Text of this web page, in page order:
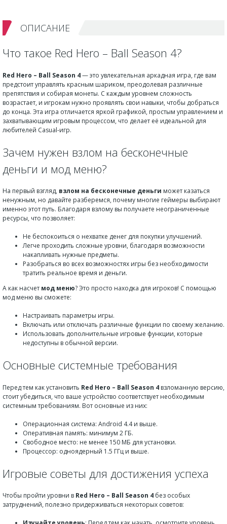
ОПИСАНИЕ
Что такое Red Hero – Ball Season 4?
Red Hero – Ball Season 4— это увлекательная аркадная игра, где вам
предстоит управлять красным шариком, преодолевая различные
препятствия и собирая монеты. С каждым уровнем сложность
возрастает, и игрокам нужно проявлять свои навыки, чтобы добраться
до конца. Эта игра отличается яркой графикой, простым управлением и
захватывающим игровым процессом, что делает её идеальной для
любителей Casual-игр.
Зачем нужен взлом на бесконечные
деньги и мод меню?
На первый взгляд, взлом на бесконечные деньги может казаться
ненужным, но давайте разберемся, почему многие геймеры выбирают
именно этот путь. Благодаря взлому вы получаете неограниченные
ресурсы, что позволяет:
Не беспокоиться о нехватке денег для покупки улучшений.
Легче проходить сложные уровни, благодаря возможности
накапливать нужные предметы.
Разобраться во всех возможностях игры без необходимости
тратить реальное время и деньги.
А как насчет мод меню? Это просто находка для игроков! С помощью
мод меню вы сможете:
Настраивать параметры игры.
Включать или отключать различные функции по своему желанию.
Использовать дополнительные игровые функции, которые
недоступны в обычной версии.
Основные системные требования
Перед тем как установить Red Hero – Ball Season 4 взломанную версию,
стоит убедиться, что ваше устройство соответствует необходимым
системным требованиям. Вот основные из них:
Операционная система: Android 4.4 и выше.
Оперативная память: минимум 2 ГБ.
Свободное место: не менее 150 МБ для установки.
Процессор: одноядерный 1.5 ГГц и выше.
Игровые советы для достижения успеха
Чтобы пройти уровни в Red Hero – Ball Season 4 без особых
затруднений, полезно придерживаться некоторых советов: